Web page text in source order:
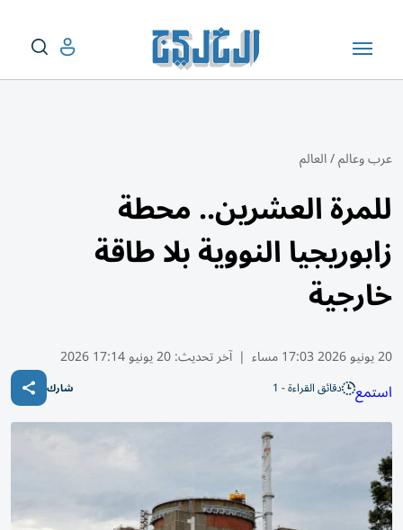
عرب وعالم/العالم
للمرة العشرين.. محطة
زابوريجيا النووية بلا طاقة
خارجية
20 يونيو 2026 17:03 مساء | آخر تحديث:20 يونيو 17:14 2026
استمع دقائق القراءة - 1 شارك